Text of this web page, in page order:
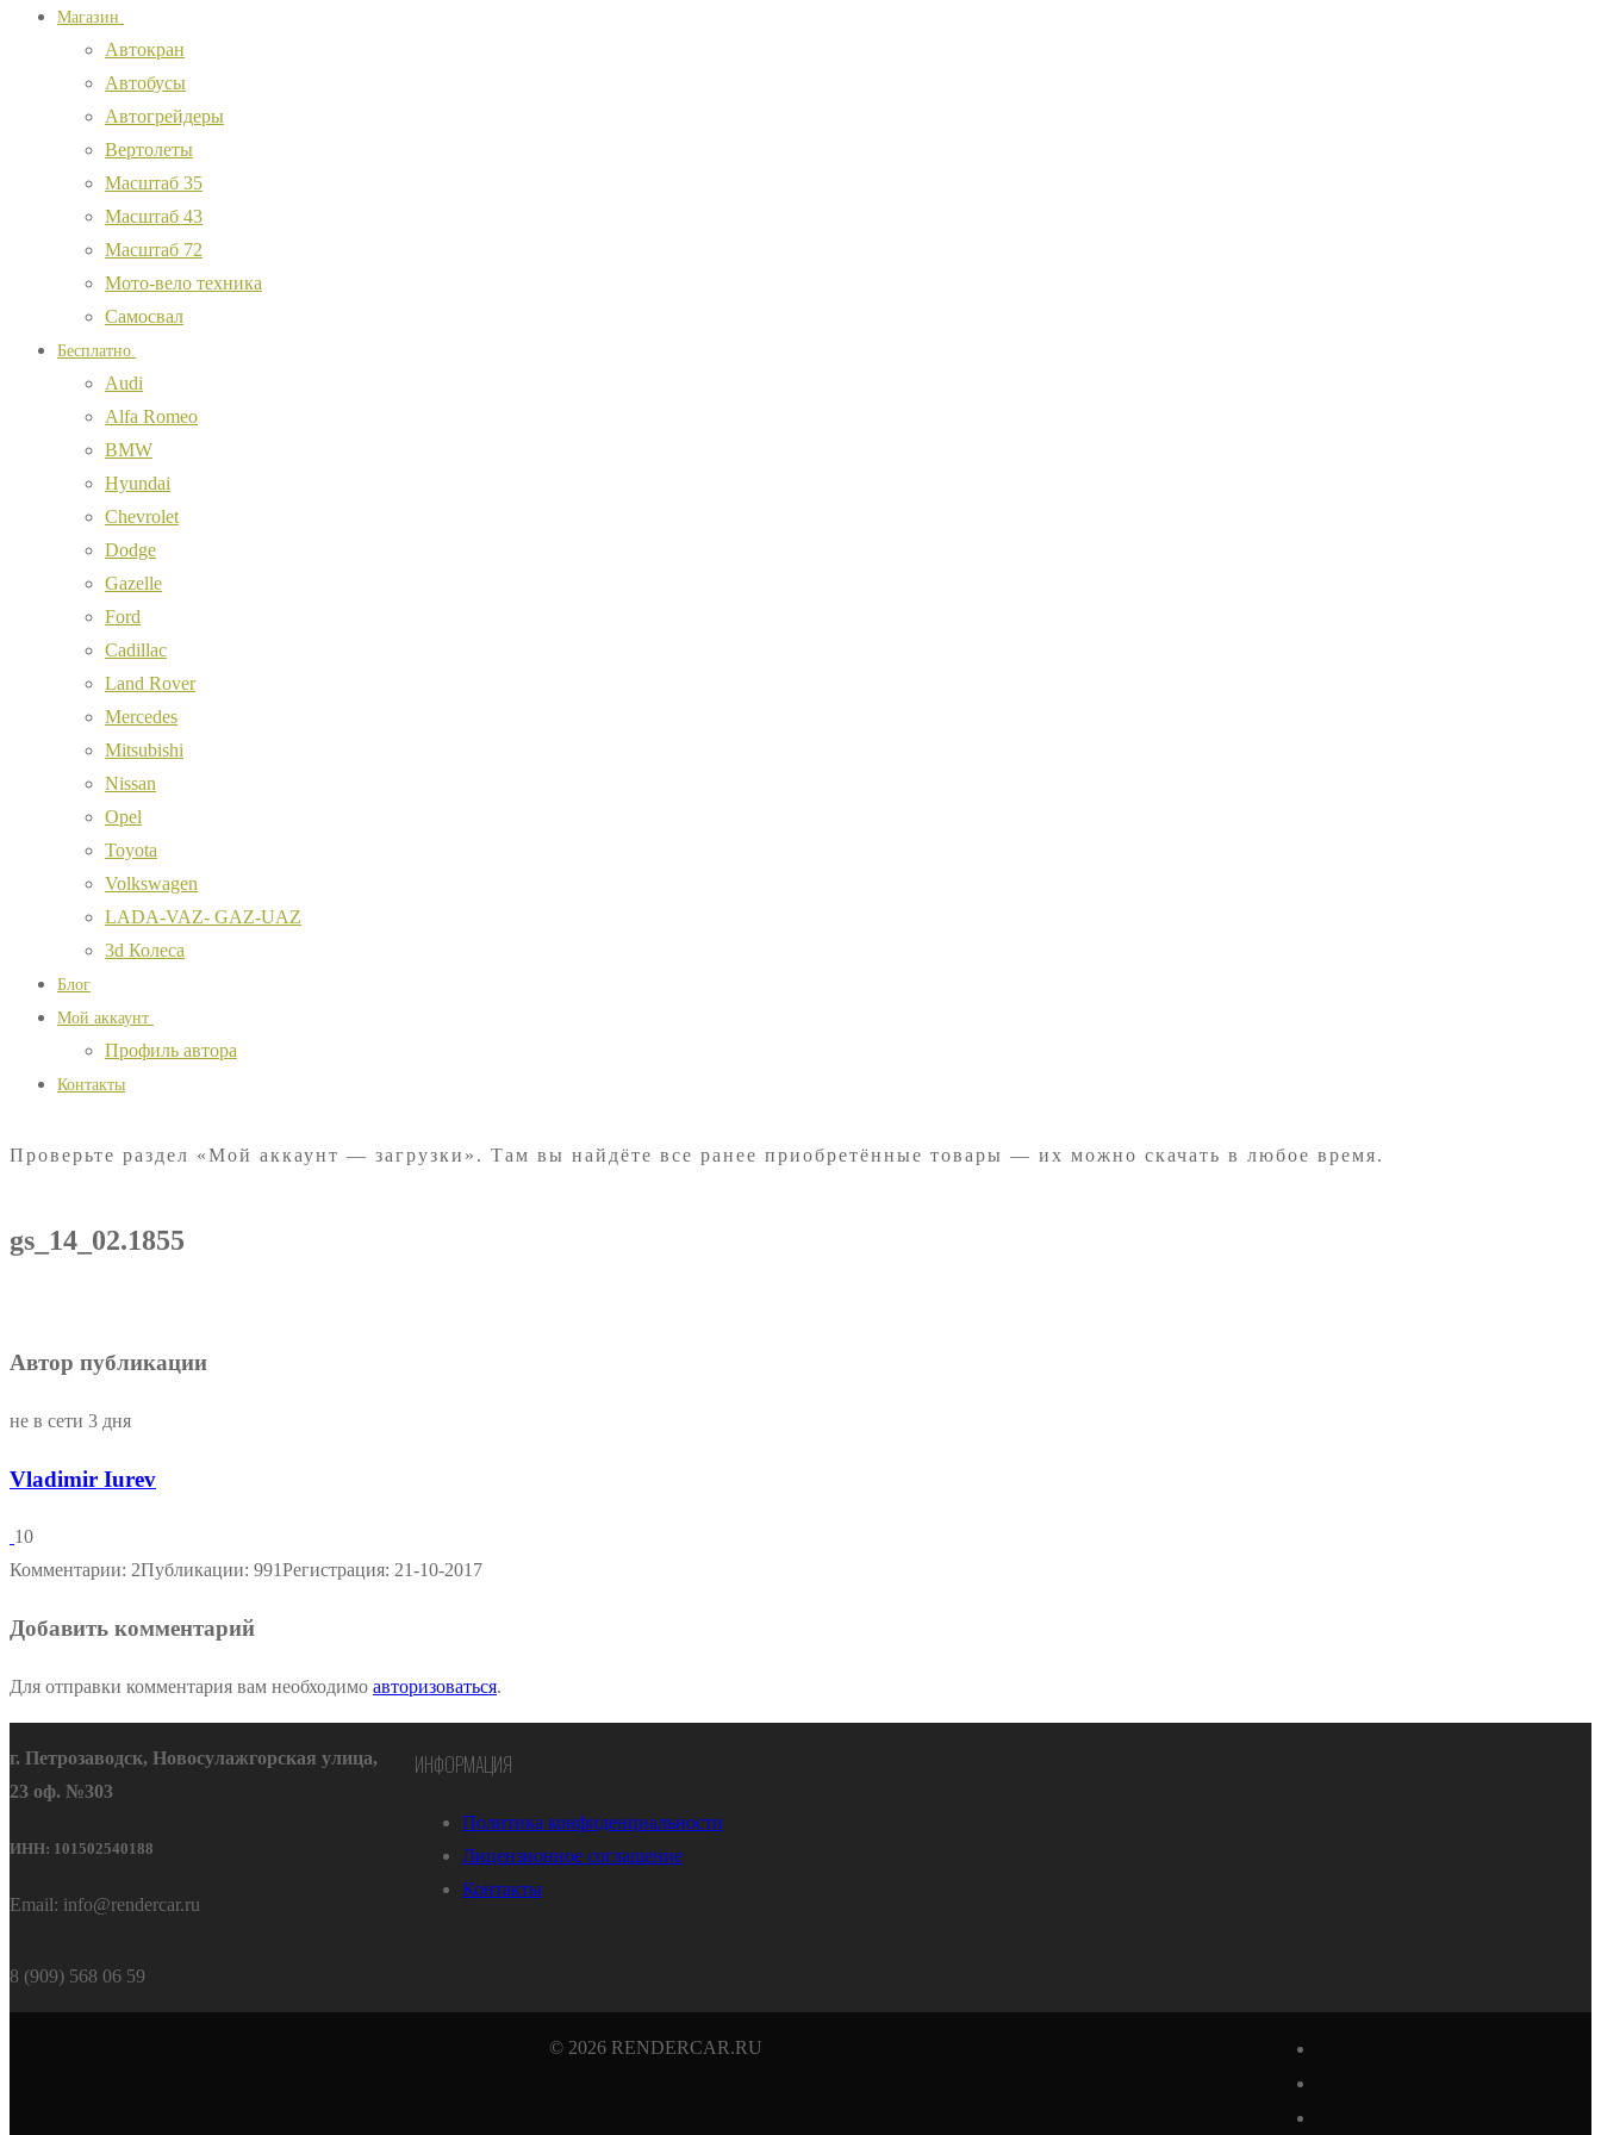
Магазин
Автокран
Автобусы
Автогрейдеры
Вертолеты
Масштаб 35
Масштаб 43
Масштаб 72
Мото-вело техника
Самосвал
Бесплатно
Audi
Alfa Romeo
BMW
Hyundai
Chevrolet
Dodge
Gazelle
Ford
Cadillac
Land Rover
Mercedes
Mitsubishi
Nissan
Opel
Toyota
Volkswagen
LADA-VAZ- GAZ-UAZ
3d Колеса
Блог
Мой аккаунт
Профиль автора
Контакты
Проверьте раздел «Мой аккаунт — загрузки». Там вы найдёте все ранее приобретённые товары — их можно скачать в любое время.
gs_14_02.1855
Автор публикации
не в сети 3 дня
Vladimir Iurev
10
Комментарии: 2Публикации: 991Регистрация: 21-10-2017
Добавить комментарий
Для отправки комментария вам необходимо авторизоваться.
г. Петрозаводск, Новосулажгорская улица,
23 оф. №303
ИНН: 101502540188
Email: info@rendercar.ru
8 (909) 568 06 59
ИНФОРМАЦИЯ
Политика конфиденциальности
Лицензионное соглашение
Контакты
© 2026 RENDERCAR.RU